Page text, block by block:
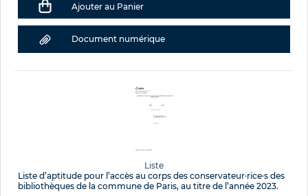
Ajouter au Panier
Document numérique
Liste
Liste d’aptitude pour l’accès au corps des conservateur·rice·s des
bibliothèques de la commune de Paris, au titre de l’année 2023.